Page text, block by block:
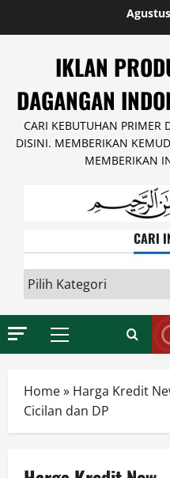
IKLAN
DAGANGAN
CARI KEBUTUHAN PRIMER
DISINI. MEMBERIKAN
MEMBERIKAN
CARI
Primary
Home» Harga Kredit
Cicilan dan DP